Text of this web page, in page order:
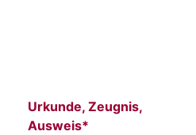
Urkunde, Zeugnis,
Ausweis*